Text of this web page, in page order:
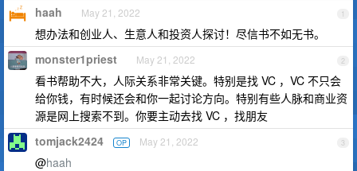
1
haah May 21, 2022
想办法和创业人、生意人和投资人探讨！尽信书不如无书。
2
monster1priest May 21, 2022
看书帮助不大，人际关系非常关键。特别是找 VC ，VC 不只会
给你钱，有时候还会和你一起讨论方向。特别有些人脉和商业资
源是网上搜索不到。你要主动去找 VC ，找朋友
3
tomjack2424 OP May 21, 2022
@haah